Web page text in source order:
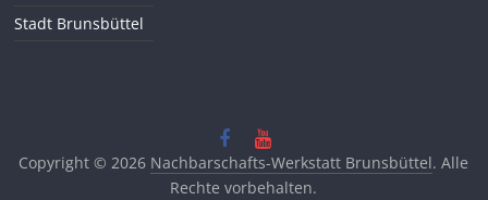
Stadt Brunsbüttel
Copyright © 2026 Nachbarschafts-Werkstatt Brunsbüttel. Alle
Rechte vorbehalten.